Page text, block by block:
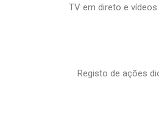
TV em direto e
Registo de ações